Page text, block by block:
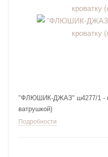
"ФЛЮШИК-ДЖАЗ" ш4277/1 -
ватрушкой)
Подробности